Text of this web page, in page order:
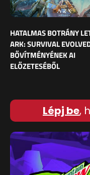
HATALMAS BOTRÁNY
ARK: SURVIVAL
BŐVÍTMÉNYÉNEK AI
ELŐZETESÉBŐL
Lépj be,